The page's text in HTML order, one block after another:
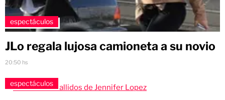
espectáculos
JLo regala lujosa camioneta a su novio
20:50 hs
espectáculos